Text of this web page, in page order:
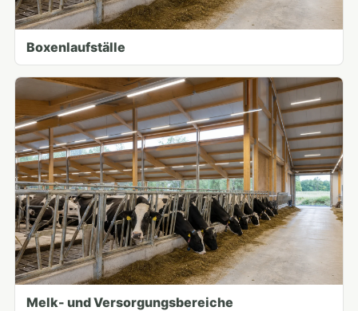
Boxenlaufställe
Melk- und Versorgungsbereiche